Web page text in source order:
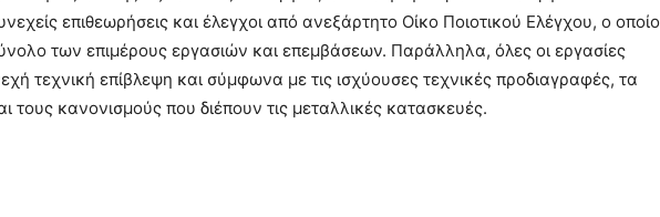
επιθεωρήσεις και έλεγχοι από ανεξάρτητο Οίκο Ποιοτικού Ελέγχου, ο
των επιμέρους εργασιών και επεμβάσεων. Παράλληλα, όλες οι εργασίες
τεχνική επίβλεψη και σύμφωνα με τις ισχύουσες τεχνικές προδιαγραφές, τα
τους κανονισμούς που διέπουν τις μεταλλικές κατασκευές.